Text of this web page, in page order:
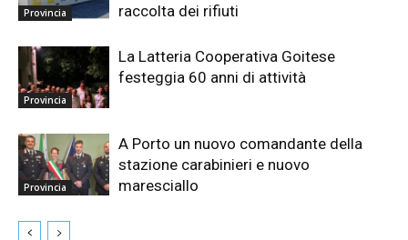
Provincia
raccolta dei rifiuti
Provincia
La Latteria Cooperativa Goitese
festeggia 60 anni di attività
Provincia
A Porto un nuovo comandante della
stazione carabinieri e nuovo
maresciallo